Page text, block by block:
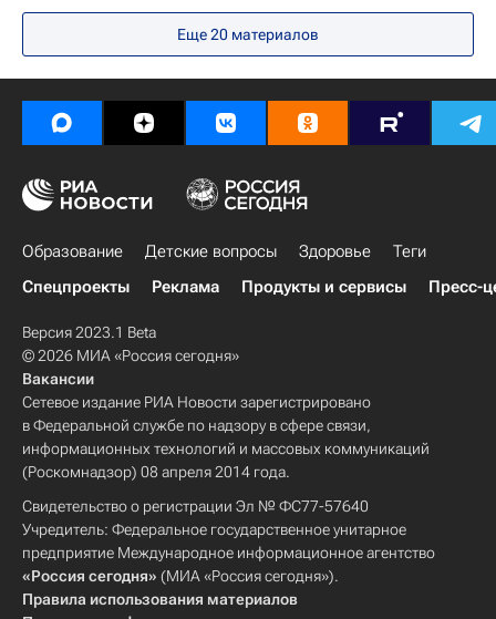
Социальный навигатор
Россия
Еще 20 материалов
Образование Детские вопросы Здоровье
Теги
Спецпроекты
Реклама Продукты и сервисы Пресс-
Версия 2023.1 Beta
© 2026 МИА «Россия сегодня»
Вакансии
Сетевое издание РИА Новости зарегистрировано
в Федеральной службе по надзору в сфере связи,
информационных технологий и массовых коммуникаций
(Роскомнадзор) 08 апреля 2014 года.
Свидетельство о регистрации Эл № ФС77-57640
Учредитель: Федеральное государственное унитарное
предприятие Международное информационное агентство
«Россия сегодня» (МИА «Россия сегодня»).
Правила использования материалов